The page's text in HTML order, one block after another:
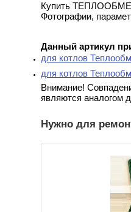
Купить
Фотографии,
Данный артикул
для котлов
для котлов
Внимание!
являются аналогом
Нужно для